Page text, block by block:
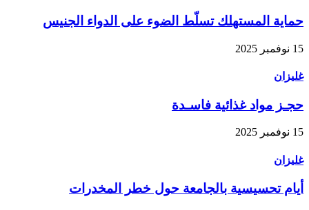
حماية المستهلك تسلّط الضوء على الدواء الجنيس
15 نوفمبر 2025
غليزان
حجـز مواد غذائية فاسـدة
15 نوفمبر 2025
غليزان
أيام تحسيسية بالجامعة حول خطر المخدرات